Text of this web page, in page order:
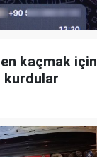
kaçmak için
kurdular